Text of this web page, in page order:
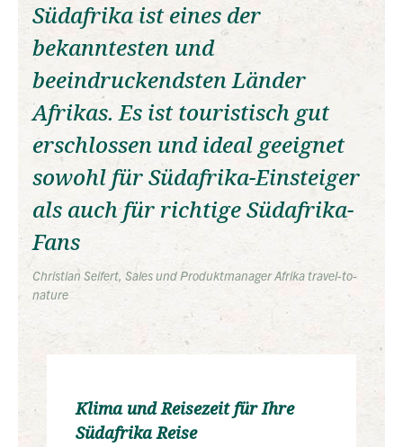
Südafrika ist eines der
bekanntesten und
beeindruckendsten Länder
Afrikas. Es ist touristisch gut
erschlossen und ideal geeignet
sowohl für Südafrika-Einsteiger
als auch für richtige Südafrika-
Fans
Christian Seifert, Sales und Produktmanager Afrika travel-to-
nature
Klima und Reisezeit für Ihre
Südafrika Reise